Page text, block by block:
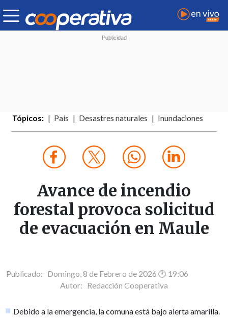
Tópicos: País Desastres naturales Inundaciones
Avance de incendio
forestal provoca solicitud
de evacuación en Maule
Publicado: Domingo, 8 de Febrero de 2026 🕐 19:06
Autor: Redacción Cooperativa
Debido a la emergencia, la comuna está bajo alerta amarilla.